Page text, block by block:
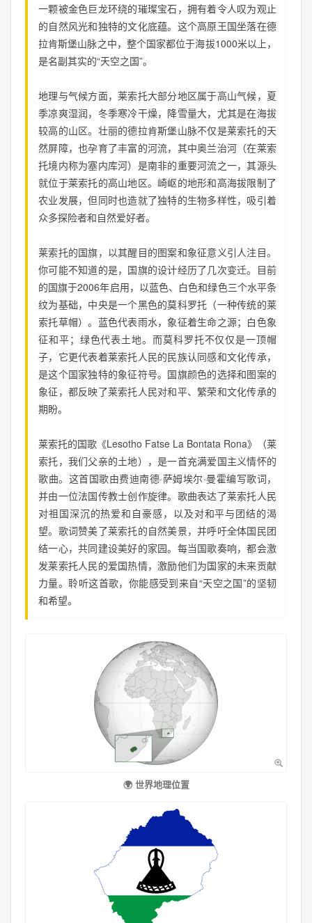
一颗被金色巨龙环绕的璀璨宝石，拥有着令人叹为观止
的自然风光和独特的文化底蕴。这个高原王国坐落在德
拉肯斯堡山脉之中，整个国家都位于海拔1000米以上，
是名副其实的“天空之国”。
地理与气候方面，莱索托大部分地区属于高山气候，夏
季凉爽湿润，冬季寒冷干燥，降雪量大，尤其是在海拔
较高的山区。壮丽的德拉肯斯堡山脉不仅是莱索托的天
然屏障，也孕育了丰富的河流，其中奥兰治河（在莱索
托境内称为塞内库河）是南非的重要河流之一，其源头
就位于莱索托的高山地区。崎岖的地形和高海拔限制了
农业发展，但同时也造就了独特的生物多样性，吸引着
众多探险者和自然爱好者。
莱索托的国旗，以其醒目的图案和象征意义引人注目。
你可能不知道的是，国旗的设计经历了几次变迁。目前
的国旗于2006年启用，以蓝色、白色和绿色三个水平条
纹为基础，中央是一个黑色的莫科罗托（一种传统的莱
索托草帽）。蓝色代表雨水，象征着生命之源；白色象
征和平；绿色代表土地。而莫科罗托不仅仅是一顶帽
子，它更代表着莱索托人民的民族认同感和文化传承，
是这个国家独特的象征符号。国旗颜色的选择和图案的
象征，都反映了莱索托人民对和平、繁荣和文化传承的
期盼。
莱索托的国歌《Lesotho Fatse La Bontata Rona》（莱
索托，我们父亲的土地），是一首充满爱国主义情怀的
歌曲。这首国歌由费迪南德·萨姆埃尔·曼霍编写歌词，
并由一位法国传教士创作旋律。歌曲表达了莱索托人民
对祖国深沉的热爱和自豪感，以及对和平与团结的渴
望。歌词赞美了莱索托的自然美景，并呼吁全体国民团
结一心，共同建设美好的家园。每当国歌奏响，都会激
发莱索托人民的爱国热情，激励他们为国家的未来贡献
力量。聆听这首歌，你能感受到来自“天空之国”的坚韧
和希望。
🌍 世界地理位置